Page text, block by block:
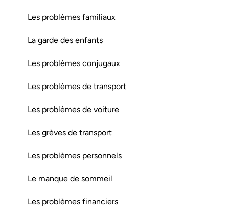
Les problèmes familiaux
La garde des enfants
Les problèmes conjugaux
Les problèmes de transport
Les problèmes de voiture
Les grèves de transport
Les problèmes personnels
Le manque de sommeil
Les problèmes financiers